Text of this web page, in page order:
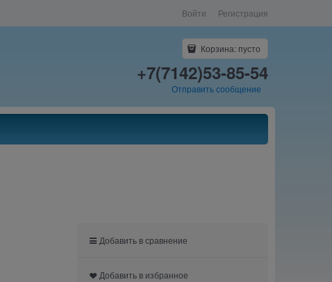
Войти Регистрация
Корзина: пусто
+7(7142)53-85-54
Отправить сообщение
Добавить в сравнение
Добавить в избранное